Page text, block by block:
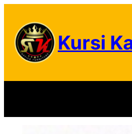
content
Kursi